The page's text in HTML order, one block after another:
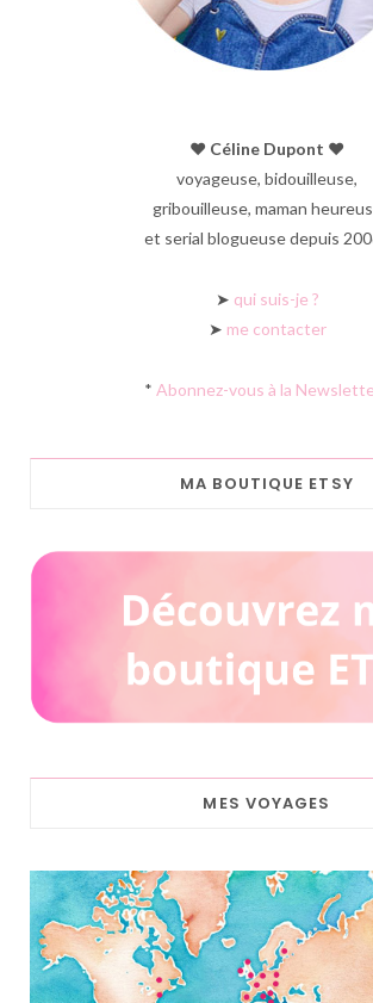
♥︎ Céline Dupont ♥︎
voyageuse, bidouilleuse,
gribouilleuse, maman
et serial blogueuse depuis
➤ qui suis-je ?
➤ me contacter
* Abonnez-vous à la
MA BOUTIQUE ETSY
MES VOYAGES